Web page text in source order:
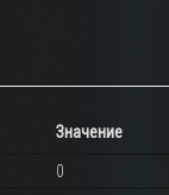
Значение
0